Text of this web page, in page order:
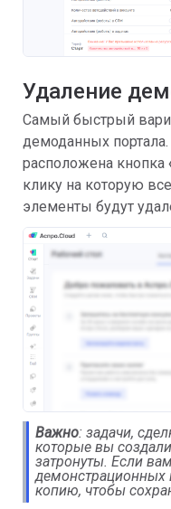
Удаление
Самый быстрый
демоданных
расположена кнопка
клику на которую
элементы будут
Важно: задачи,
которые вы
затронуты. Если
демонстрационных
копию, чтобы